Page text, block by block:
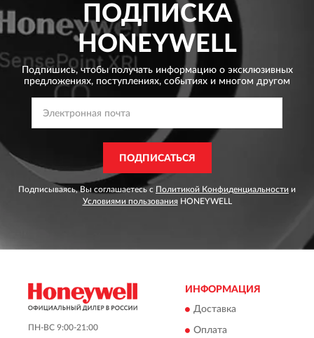
ПОДПИСКА
HONEYWELL
Подпишись, чтобы получать информацию о эксклюзивных
предложениях, поступлениях, событиях и многом другом
ПОДПИСАТЬСЯ
Подписываясь, Вы соглашаетесь с Политикой Конфиденциальности и
Условиями пользованияHONEYWELL
ПН-ВС 9:00-21:00
ИНФОРМАЦИЯ
Доставка
Оплата